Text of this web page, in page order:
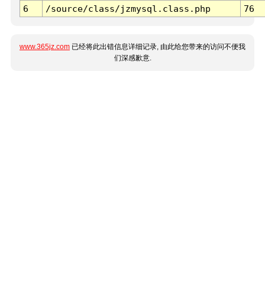
6
/source/class/jzmysql.class.php 76
www.365jz.com 已经将此出错信息详细记录, 由此给您带来的访问不便我
们深感歉意.